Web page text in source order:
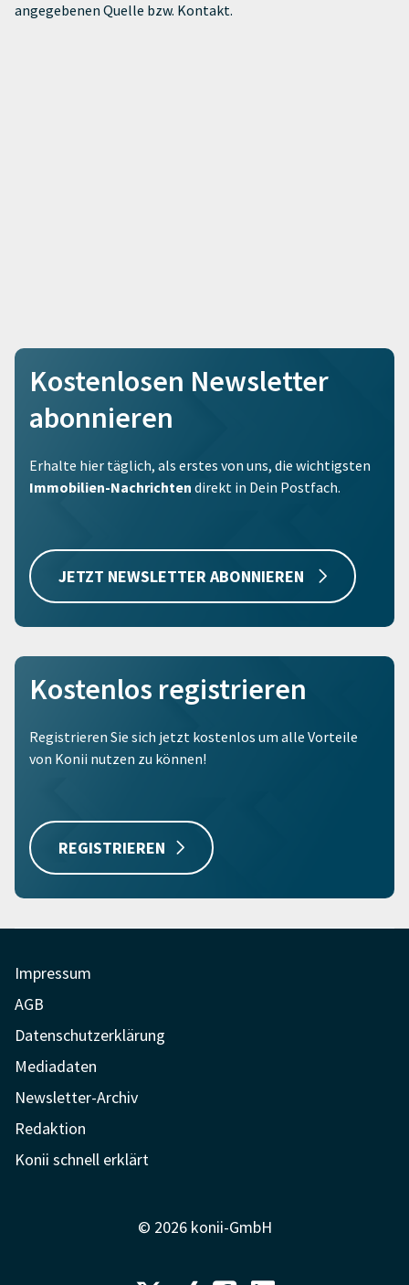
angegebenen Quelle bzw. Kontakt.
Kostenlosen Newsletter
abonnieren
Erhalte hier täglich, als erstes von uns, die wichtigsten
Immobilien-Nachrichten direkt in Dein Postfach.
JETZT NEWSLETTER ABONNIEREN
Kostenlos registrieren
Registrieren Sie sich jetzt kostenlos um alle Vorteile
von Konii nutzen zu können!
REGISTRIEREN
Impressum
AGB
Datenschutzerklärung
Mediadaten
Newsletter-Archiv
Redaktion
Konii schnell erklärt
© 2026 konii-GmbH